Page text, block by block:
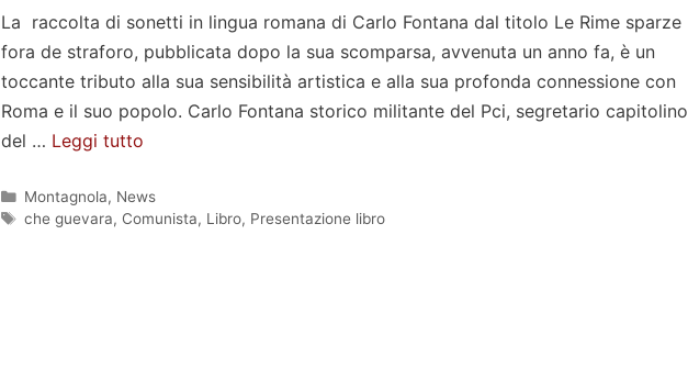
La raccolta di sonetti in lingua romana di Carlo Fontana dal titolo Le Rime sparze
fora de straforo, pubblicata dopo la sua scomparsa, avvenuta un anno fa, è un
toccante tributo alla sua sensibilità artistica e alla sua profonda connessione con
Roma e il suo popolo. Carlo Fontana storico militante del Pci, segretario capitolino
del … Leggi tutto
Categorie
Montagnola, News
Tag
che guevara, Comunista, Libro, Presentazione libro